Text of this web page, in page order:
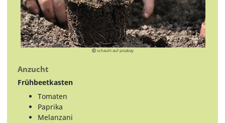
schauhi auf pixabay
Anzucht
Frühbeetkasten
Tomaten
Paprika
Melanzani